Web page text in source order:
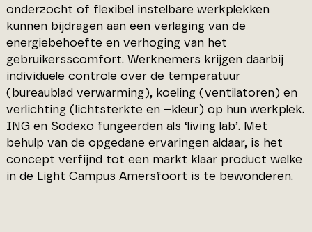
onderzocht of flexibel instelbare werkplekken
kunnen bijdragen aan een verlaging van de
energiebehoefte en verhoging van het
gebruikersscomfort. Werknemers krijgen daarbij
individuele controle over de temperatuur
(bureaublad verwarming), koeling (ventilatoren) en
verlichting (lichtsterkte en –kleur) op hun werkplek.
ING en Sodexo fungeerden als ‘living lab’. Met
behulp van de opgedane ervaringen aldaar, is het
concept verfijnd tot een markt klaar product welke
in de Light Campus Amersfoort is te bewonderen.